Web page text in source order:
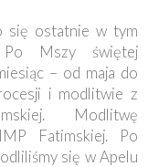
się ostatnie w tym
Po Mszy świętej
– od maja do
i modlitwie z
Modlitwę
Fatimskiej. Po
się w Apelu